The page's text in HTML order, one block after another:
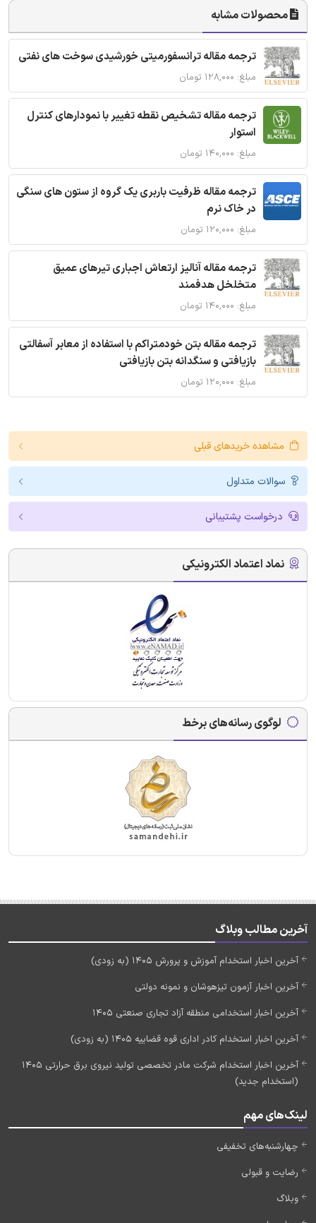
محصولات مشابه
ترجمه مقاله ترانسفورمیتی خورشیدی سوخت های نفتی
مبلغ: ۱۲۸,۰۰۰ تومان
ترجمه مقاله تشخیص نقطه تغییر با نمودارهای کنترل
استوار
مبلغ: ۱۴۰,۰۰۰ تومان
ترجمه مقاله ظرفیت باربری یک گروه از ستون های سنگی
در خاک نرم
مبلغ: ۱۲۰,۰۰۰ تومان
ترجمه مقاله آنالیز ارتعاش اجباری تیرهای عمیق
متخلخل هدفمند
مبلغ: ۱۴۰,۰۰۰ تومان
ترجمه مقاله بتن خودمتراکم با استفاده از معابر آسفالتی
بازیافتی و سنگدانه بتن بازیافتی
مبلغ: ۱۲۰,۰۰۰ تومان
مشاهده خریدهای قبلی
سوالات متداول
درخواست پشتیبانی
نماد اعتماد الکترونیکی
لوگوی رسانه‌های برخط
آخرین مطالب وبلاگ
آخرین اخبار استخدام آموزش و پرورش 1405 (به زودی)
آخرین اخبار آزمون تیزهوشان و نمونه دولتی
آخرین اخبار استخدامی منطقه آزاد تجاری صنعتی 1405
آخرین اخبار استخدام کادر اداری قوه قضاییه 1405 (به زودی)
آخرین اخبار استخدام شرکت مادر تخصصی تولید نیروی برق حرارتی 1405
(استخدام جدید)
لینک‌های مهم
چهارشنبه‌های تخفیفی
رضایت و قبولی
وبلاگ